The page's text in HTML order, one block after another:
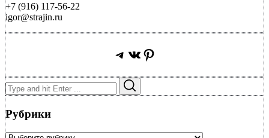
+7 (916) 117-56-22
igor@strajin.ru
Telegram
ВКонтакте
Pinterest
Search
for:
Рубрики